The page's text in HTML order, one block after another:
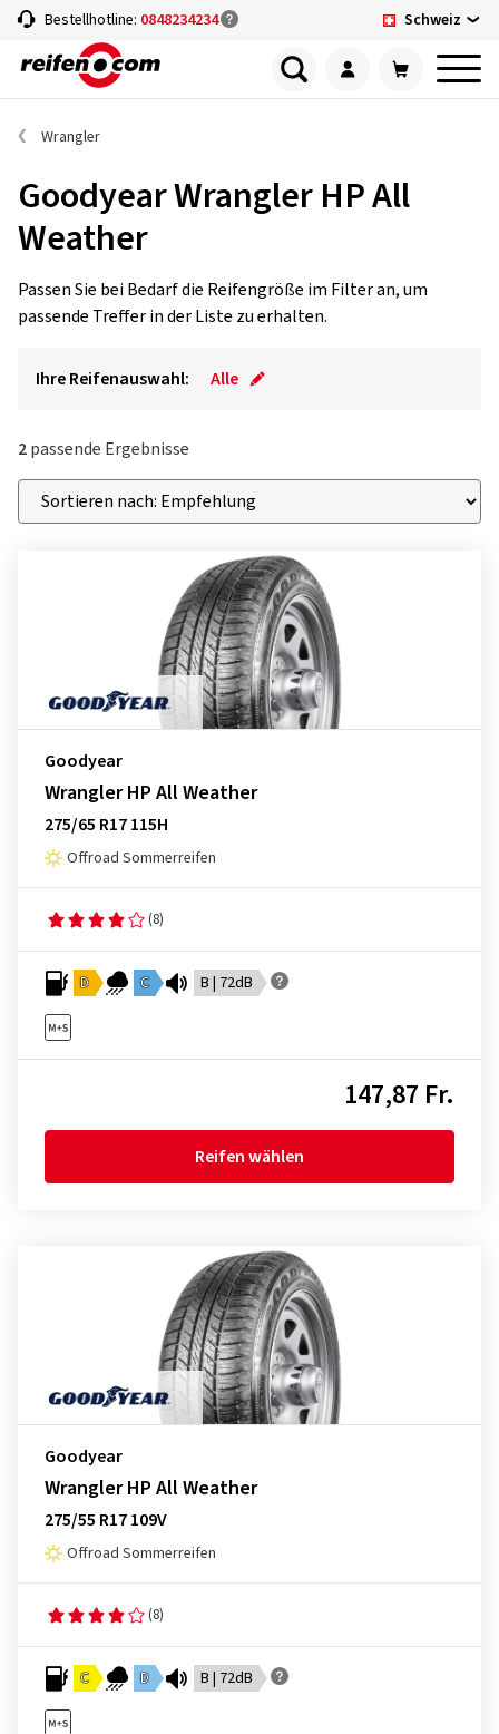
Bestellhotline: 0848234234 Schweiz
Wrangler
Goodyear Wrangler HP All
Weather
Passen Sie bei Bedarf die Reifengröße im Filter an, um
passende Treffer in der Liste zu erhalten.
Ihre Reifenauswahl: Alle
2passende Ergebnisse
Goodyear
Wrangler HP All Weather
275/65 R17 115H
Offroad Sommerreifen
(8)
D C B | 72dB
147,87 Fr.
Reifen wählen
Goodyear
Wrangler HP All Weather
275/55 R17 109V
Offroad Sommerreifen
(8)
C D B | 72dB